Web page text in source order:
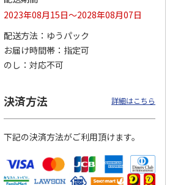
ふわっとフタタイト
ランチボックス角型
パペットスンスン
1,485円
(送料別・税込)
4,510円
(送料別・税込)
2023年08月15日～2028年08月07日
配送方法
ゆうパック
お届け時間帯
指定可
のし
対応不可
決済方法 詳細はこちら
下記の決済方法がご利用頂けます。